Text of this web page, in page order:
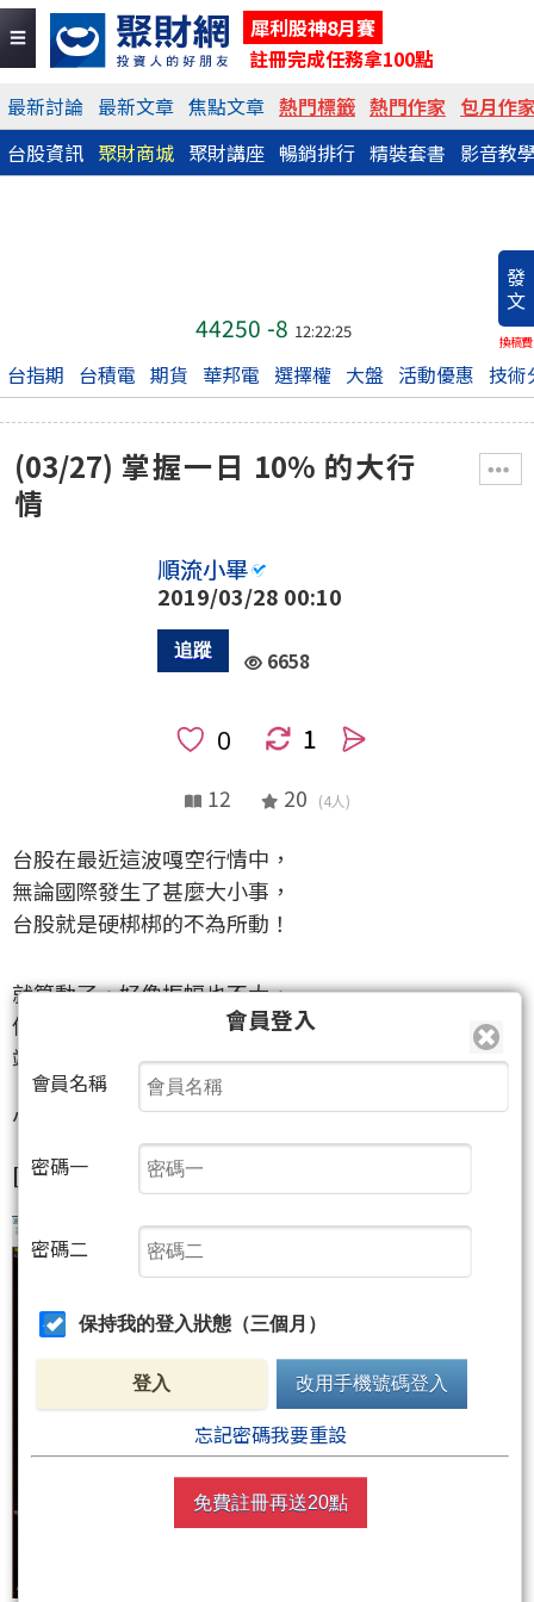
犀利股神8月賽
註冊完成任務拿100點
最新討論 最新文章 焦點文章 熱門標籤 熱門作家 包月作
台股資訊 聚財商城 聚財講座 暢銷排行 精裝套書 影音教
發
文
換稿費
44250 -8 12:22:25
台指期 台積電 期貨 華邦電 選擇權 大盤 活動優惠 技術
(03/27) 掌握一日 10% 的大行
情
順流小畢
2019/03/28 00:10
6658
1
12 20 (4人)
台股在最近這波嘎空行情中，
無論國際發生了甚麼大小事，
台股就是硬梆梆的不為所動！
就算動了，好像振幅也不大，
但個股當然還是有行情大的，
端看要怎麼掌握到這些行情！
小畢今天掌握了這檔標的「9%以上」的行情～
[海韻電(6203) 日線]
會員登入
會員名稱
密碼一
密碼二
保持我的登入狀態（三個月）
登入 改用手機號碼登入
忘記密碼我要重設
免費註冊再送20點